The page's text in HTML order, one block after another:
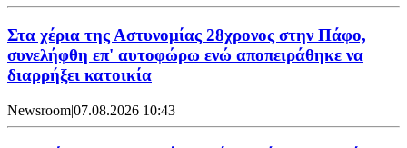
Στα χέρια της Αστυνομίας 28χρονος στην Πάφο,
συνελήφθη επ' αυτοφώρω ενώ αποπειράθηκε να
διαρρήξει κατοικία
Newsroom|07.08.2026 10:43